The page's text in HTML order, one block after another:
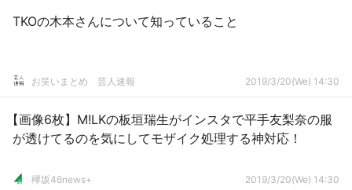
TKOの木本さんについて知っていること
お笑いまとめ 芸人速報 2019/3/20(We) 14:30
【画像6枚】M!LKの板垣瑞生がインスタで平手友梨奈の服
が透けてるのを気にしてモザイク処理する神対応！
欅坂46news+ 2019/3/20(We) 14:30